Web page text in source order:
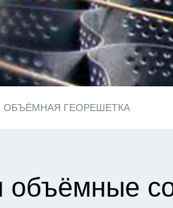
ОБЪЁМНАЯ ГЕОРЕШЕТКА
объёмные